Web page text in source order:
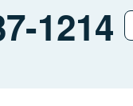
1214